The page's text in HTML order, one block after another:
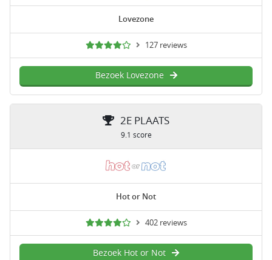
Lovezone
127 reviews
Bezoek Lovezone
2E PLAATS
9.1 score
Hot or Not
402 reviews
Bezoek Hot or Not